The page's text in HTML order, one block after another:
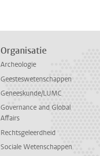
Organisatie
Archeologie
Geesteswetenschappen
Geneeskunde/LUMC
Governance and Global
Affairs
Rechtsgeleerdheid
Sociale Wetenschappen